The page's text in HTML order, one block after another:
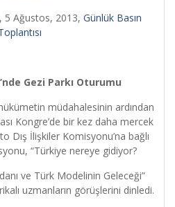
5 Ağustos, 2013, Günlük Basın
Gezi Parkı Oturumu
müdahalesinin ardından
Kongre’de bir kez daha mercek
Dış İlişkiler Komisyonu’na bağlı
“Türkiye nereye gidiyor?
ve Türk Modelinin Geleceği”
uzmanların görüşlerini dinledi.